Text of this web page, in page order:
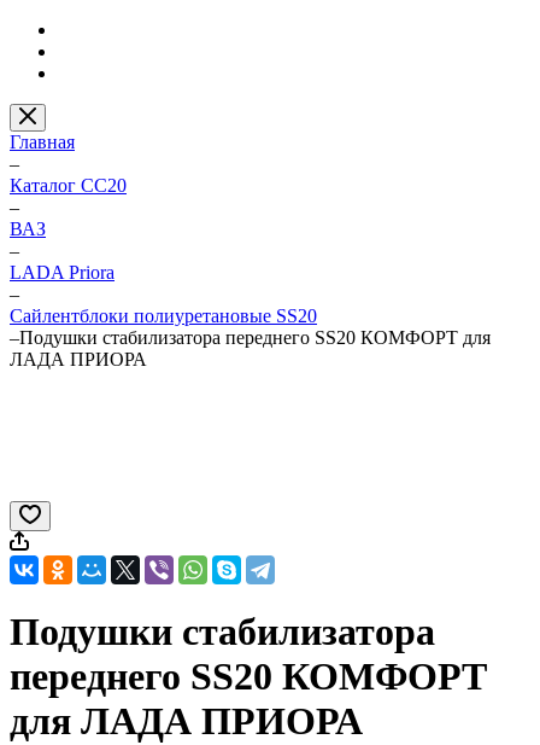
Главная
–
Каталог CC20
–
ВАЗ
–
LADA Priora
–
Сайлентблоки полиуретановые SS20
–Подушки стабилизатора переднего SS20 КОМФОРТ для
ЛАДА ПРИОРА
Подушки стабилизатора
переднего SS20 КОМФОРТ
для ЛАДА ПРИОРА